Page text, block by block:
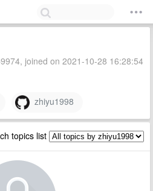
joined on 2021-10-28 16:28:54
zhiyu1998
topics list